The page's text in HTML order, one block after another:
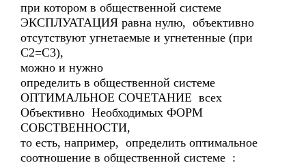
при котором в общественной системе
ЭКСПЛУАТАЦИЯ равна нулю, объективно
отсутствуют угнетаемые и угнетенные (при
С2=С3),
можно и нужно
определить в общественной системе
ОПТИМАЛЬНОЕ СОЧЕТАНИЕ всех
Объективно Необходимых ФОРМ
СОБСТВЕННОСТИ,
то есть, например, определить оптимальное
соотношение в общественной системе :